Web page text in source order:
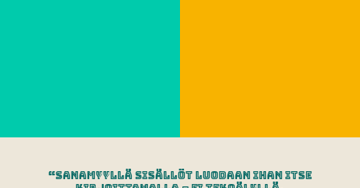
“SanaMyyllä sisällöt luodaan ihan itse